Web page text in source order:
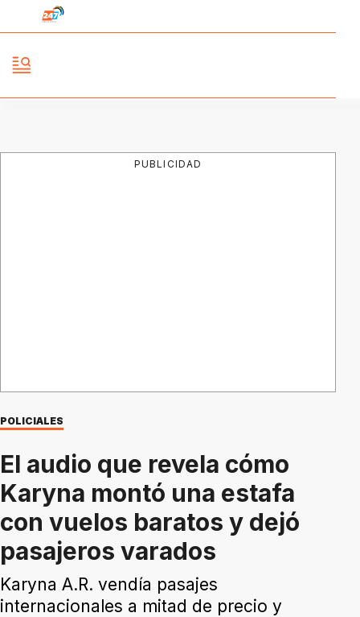
PUBLICIDAD
POLICIALES
El audio que revela cómo
Karyna montó una estafa
con vuelos baratos y dejó
pasajeros varados
Karyna A.R. vendía pasajes
internacionales a mitad de precio y